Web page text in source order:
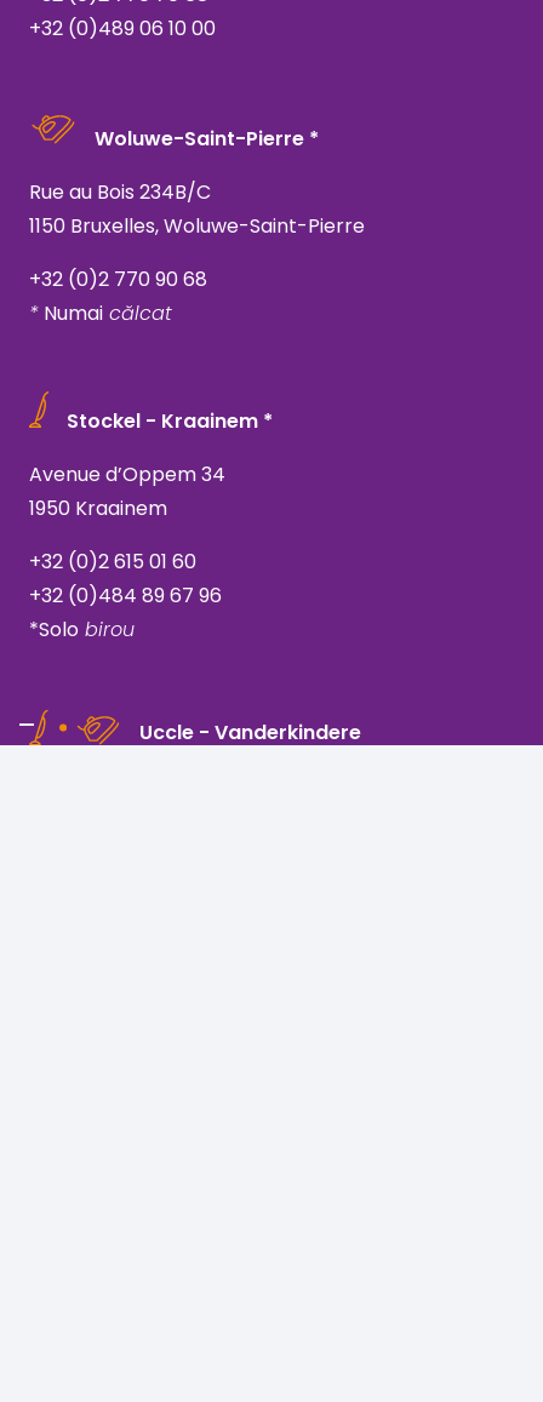
+32 (0)489 06 10 00
Woluwe-Saint-Pierre *
Rue au Bois 234B/C
1150 Bruxelles, Woluwe-Saint-Pierre
+32 (0)2 770 90 68
* Numai călcat
Stockel - Kraainem *
Avenue d’Oppem 34
1950 Kraainem
+32 (0)2 615 01 60
+32 (0)484 89 67 96
*Solo birou
Uccle - Vanderkindere